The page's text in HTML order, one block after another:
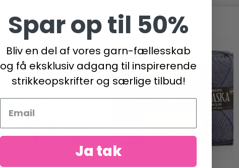
Spar op til 50%
Bliv en del af vores garn-fællesskab
og få eksklusiv adgang til inspirerende
strikkeopskrifter og særlige tilbud!
Ja tak